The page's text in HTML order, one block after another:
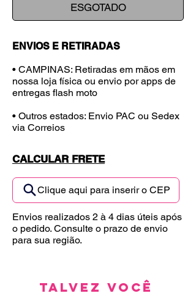
ESGOTADO
ENVIOS E RETIRADAS
• CAMPINAS: Retiradas em mãos em
nossa loja física ou envio por apps de
entregas flash moto
• Outros estados: Envio PAC ou Sedex
via Correios
CALCULAR FRETE
Clique aqui para inserir o CEP
Envios realizados 2 à 4 dias úteis após
o pedido. Consulte o prazo de envio
para sua região.
Talvez você